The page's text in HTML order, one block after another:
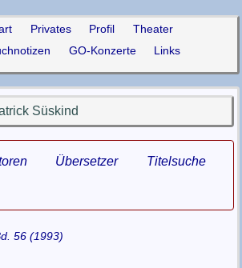
Privates Profil
Theater
GO-Konzerte Links
Süskind
Übersetzer Titelsuche
56 (1993)